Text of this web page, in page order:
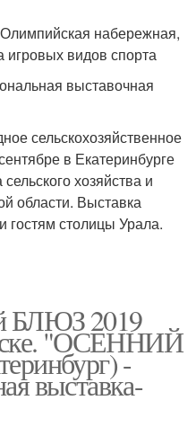
Олимпийская набережная,
видов спорта
выставочная
сельскохозяйственное
в Екатеринбурге
хозяйства и
области. Выставка
гостям столицы Урала.
БЛЮЗ 2019
"ОСЕННИЙ
-
выставка-